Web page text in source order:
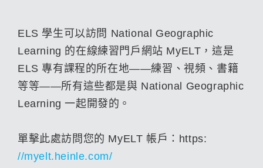
ELS 學生可以訪問 National Geographic
Learning 的在線練習門戶網站 MyELT，這是
ELS 專有課程的所在地——練習、視頻、書籍
等等——所有這些都是與 National Geographic
Learning 一起開發的。
單擊此處訪問您的 MyELT 帳戶：https:
//myelt.heinle.com/